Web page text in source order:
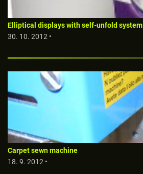
Elliptical displays with self-unfold system
30. 10. 2012 •
Carpet sewn machine
18. 9. 2012 •